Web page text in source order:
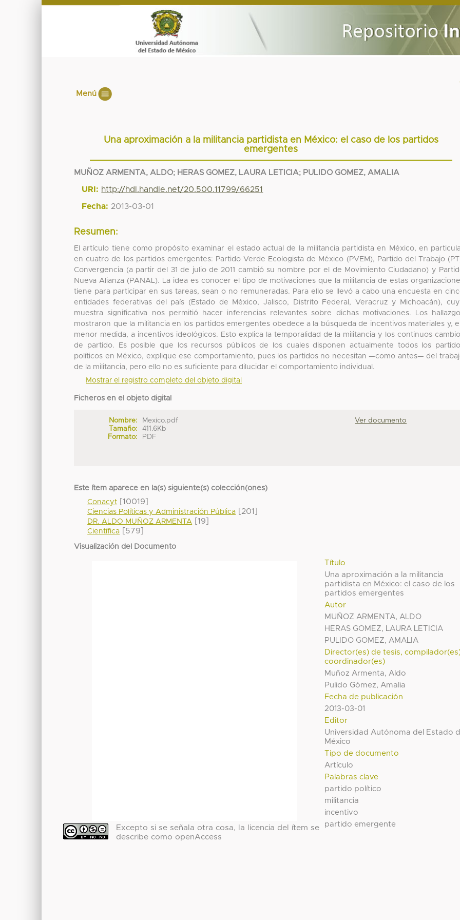
Menú
Una aproximación a la militancia partidista en México: el caso de los partidos
emergentes
MUÑOZ ARMENTA, ALDO; HERAS GOMEZ, LAURA LETICIA; PULIDO GOMEZ, AMALIA
URI: http://hdl.handle.net/20.500.11799/66251
Fecha: 2013-03-01
Resumen:
El artículo tiene como propósito examinar el estado actual de la militancia partidista en México, en
en cuatro de los partidos emergentes: Partido Verde Ecologista de México (PVEM), Partido del Trabajo
Convergencia (a partir del 31 de julio de 2011 cambió su nombre por el de Movimiento Ciudadano) y
Nueva Alianza (PANAL). La idea es conocer el tipo de motivaciones que la militancia de estas
tiene para participar en sus tareas, sean o no remuneradas. Para ello se llevó a cabo una encuesta en
entidades federativas del país (Estado de México, Jalisco, Distrito Federal, Veracruz y Michoacán),
muestra significativa nos permitió hacer inferencias relevantes sobre dichas motivaciones. Los
mostraron que la militancia en los partidos emergentes obedece a la búsqueda de incentivos materiales y,
menor medida, a incentivos ideológicos. Esto explica la temporalidad de la militancia y los continuos
de partido. Es posible que los recursos públicos de los cuales disponen actualmente todos los
políticos en México, explique ese comportamiento, pues los partidos no necesitan —como antes— del
de la militancia, pero ello no es suficiente para dilucidar el comportamiento individual.
Mostrar el registro completo del objeto digital
Ficheros en el objeto digital
Nombre:
Mexico.pdf
Tamaño:
411.6Kb
Formato:
PDF
Ver documento
Este ítem aparece en la(s) siguiente(s) colección(ones)
Conacyt [10019]
Ciencias Políticas y Administración Pública [201]
DR. ALDO MUÑOZ ARMENTA [19]
Científica [579]
Visualización del Documento
Título
Una aproximación a la militancia
partidista en México: el caso de los
partidos emergentes
Autor
MUÑOZ ARMENTA, ALDO
HERAS GOMEZ, LAURA LETICIA
PULIDO GOMEZ, AMALIA
Director(es) de tesis,
coordinador(es)
Muñoz Armenta, Aldo
Pulido Gómez, Amalia
Fecha de publicación
2013-03-01
Editor
Universidad Autónoma del Estado
México
Tipo de documento
Artículo
Palabras clave
partido político
militancia
incentivo
partido emergente
Excepto si se señala otra cosa, la licencia del ítem se
describe como openAccess